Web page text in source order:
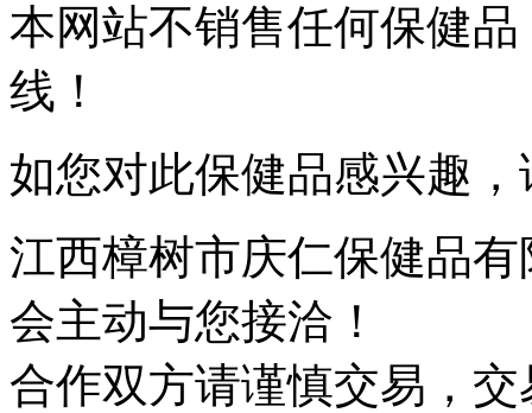
本网站不销售任何保健
线！
如您对此保健品感兴趣
江西樟树市庆仁保健品有
会主动与您接洽！
合作双方请谨慎交易，